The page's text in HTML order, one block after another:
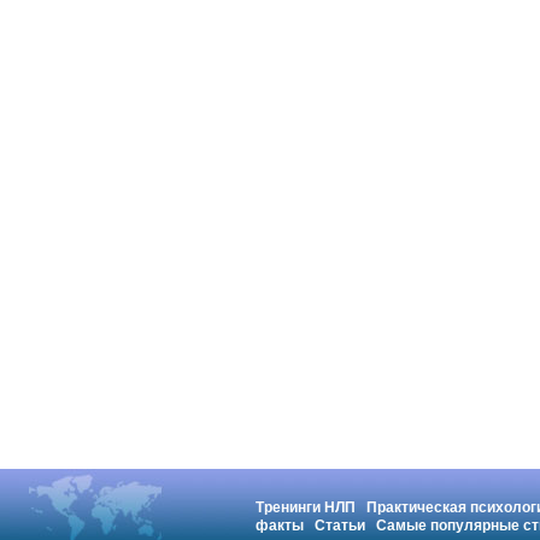
Тренинги НЛП
Практическая
факты
Статьи Самые популярные